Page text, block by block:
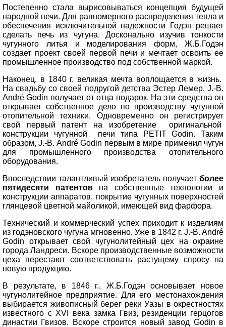
Постепенно стала вырисовываться концепция будущей
народной печи. Для равномерного распределения тепла и
обеспечения исключительной надежности Годэн решает
сделать печь из чугуна. Досконально изучив тонкости
чугунного литья и моделирования форм, Ж.Б.Годэн
создает проект своей первой печи и мечтает освоить ее
промышленное производство под собственной маркой.
Наконец, в 1840 г. великая мечта воплощается в жизнь.
На свадьбу со своей подругой детства Эстер Лемер, J.-B.
André Godin получает от отца подарок. На эти средства он
открывает собственное дело по производству чугунной
отопительной техники. Одновременно он регистрирует
свой первый патент на изобретение оригинальной
конструкции чугунной печи типа PETIT Godin. Таким
образом, J.-B. André Godin первым в мире применил чугун
для промышленного производства отопительного
оборудования.
Впоследствии талантливый изобретатель получает более
пятидесяти патентовна собственные технологии и
конструкции аппаратов, покрытие чугунных поверхностей
глянцевой цветной майоликой, имеющей вид фарфора.
Технический и коммерческий успех приходит к изделиям
из годэновского чугуна мгновенно. Уже в 1842 г. J.-B. André
Godin открывает свой чугунолитейный цех на окраине
города Ландреси. Вскоре производственные возможности
цеха перестают соответствовать растущему спросу на
новую продукцию.
В результате, в 1846 г., Ж.Б.Годэн основывает новое
чугунолитейное предприятие. Для его местонахождения
выбирается живописный берег реки Уазы в окрестностях
известного с XVI века замка Гвиз, резиденции герцогов
династии Гвизов. Вскоре строится новый завод Godin в